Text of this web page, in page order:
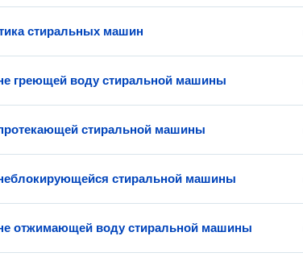
стиральных машин
греющей воду стиральной машины
стиральной машины
стиральной машины
отжимающей воду стиральной машины